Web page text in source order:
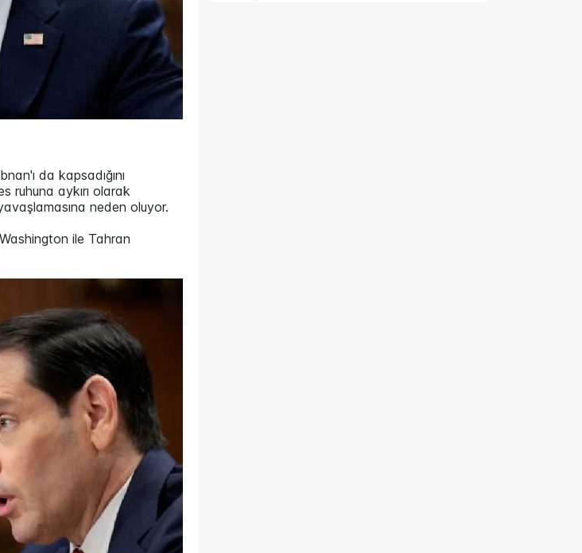
da kapsadığını
ruhuna aykırı olarak
neden oluyor.
ile Tahran